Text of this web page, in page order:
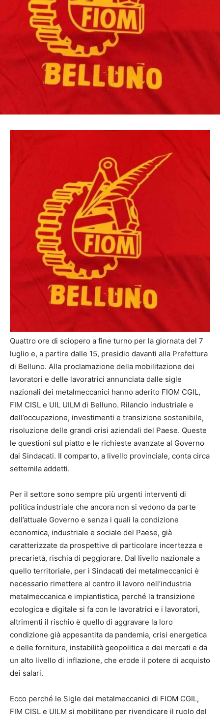
Quattro ore di sciopero a fine turno per la giornata del 7
luglio e, a partire dalle 15, presidio davanti alla Prefettura
di Belluno. Alla proclamazione della mobilitazione dei
lavoratori e delle lavoratrici annunciata dalle sigle
nazionali dei metalmeccanici hanno aderito FIOM CGIL,
FIM CISL e UIL UILM di Belluno. Rilancio industriale e
dell’occupazione, investimenti e transizione sostenibile,
risoluzione delle grandi crisi aziendali del Paese. Queste
le questioni sul piatto e le richieste avanzate al Governo
dai Sindacati. Il comparto, a livello provinciale, conta circa
settemila addetti.
Per il settore sono sempre più urgenti interventi di
politica industriale che ancora non si vedono da parte
dell’attuale Governo e senza i quali la condizione
economica, industriale e sociale del Paese, già
caratterizzate da prospettive di particolare incertezza e
precarietà, rischia di peggiorare. Dal livello nazionale a
quello territoriale, per i Sindacati dei metalmeccanici è
necessario rimettere al centro il lavoro nell’industria
metalmeccanica e impiantistica, perché la transizione
ecologica e digitale si fa con le lavoratrici e i lavoratori,
altrimenti il rischio è quello di aggravare la loro
condizione già appesantita da pandemia, crisi energetica
e delle forniture, instabilità geopolitica e dei mercati e da
un alto livello di inflazione, che erode il potere di acquisto
dei salari.
Ecco perché le Sigle dei metalmeccanici di FIOM CGIL,
FIM CISL e UILM si mobilitano per rivendicare il ruolo del